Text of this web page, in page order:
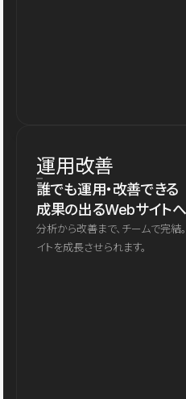
運用改善
誰でも運用・改善できる
成果の出るWebサイトへ
分析から改善まで、チームで完結
イトを成長させられます。